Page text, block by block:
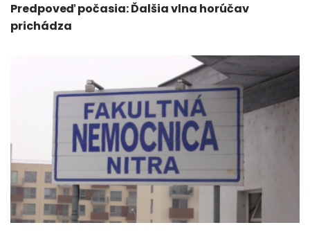
Predpoveď počasia: Ďalšia vlna horúčav
prichádza